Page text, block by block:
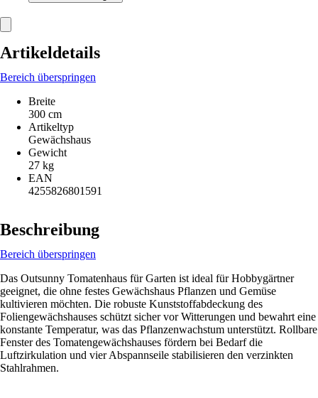
Artikeldetails
Bereich überspringen
Breite
300 cm
Artikeltyp
Gewächshaus
Gewicht
27 kg
EAN
4255826801591
Beschreibung
Bereich überspringen
Das Outsunny Tomatenhaus für Garten ist ideal für Hobbygärtner
geeignet, die ohne festes Gewächshaus Pflanzen und Gemüse
kultivieren möchten. Die robuste Kunststoffabdeckung des
Foliengewächshauses schützt sicher vor Witterungen und bewahrt eine
konstante Temperatur, was das Pflanzenwachstum unterstützt. Rollbare
Fenster des Tomatengewächshauses fördern bei Bedarf die
Luftzirkulation und vier Abspannseile stabilisieren den verzinkten
Stahlrahmen.